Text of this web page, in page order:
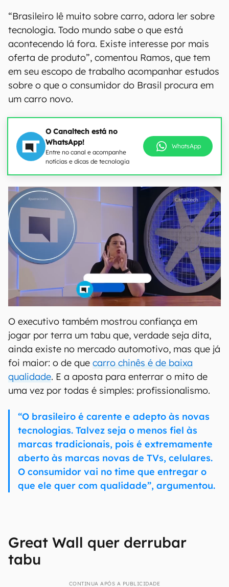
“Brasileiro lê muito sobre carro, adora ler sobre
tecnologia. Todo mundo sabe o que está
acontecendo lá fora. Existe interesse por mais
oferta de produto”, comentou Ramos, que tem
em seu escopo de trabalho acompanhar estudos
sobre o que o consumidor do Brasil procura em
um carro novo.
O Canaltech está no
WhatsApp!
Entre no canal e acompanhe
notícias e dicas de tecnologia
WhatsApp
O executivo também mostrou confiança em
jogar por terra um tabu que, verdade seja dita,
ainda existe no mercado automotivo, mas que já
foi maior: o de que carro chinês é de baixa
qualidade. E a aposta para enterrar o mito de
uma vez por todas é simples: profissionalismo.
“O brasileiro é carente e adepto às novas
tecnologias. Talvez seja o menos fiel às
marcas tradicionais, pois é extremamente
aberto às marcas novas de TVs, celulares.
O consumidor vai no time que entregar o
que ele quer com qualidade”, argumentou.
Great Wall quer derrubar
tabu
CONTINUA APÓS A PUBLICIDADE